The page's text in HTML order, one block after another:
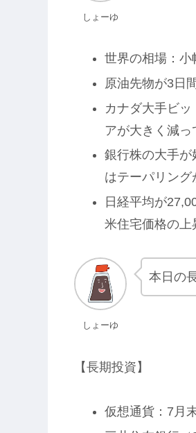
しょーゆ
世界の相場：小
原油先物が3日
カナダ大手ビ
アが大きく減っ
銀行株の大手
はテーパリング
日経平均が
米住宅価格の上
しょーゆ
本日の
【長期投資】
仮想通貨：7月